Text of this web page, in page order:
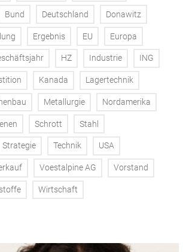
Bund Deutschland Donawitz
Ergebnis EU Europa
HZ Industrie ING
Kanada Lagertechnik
Metallurgie Nordamerika
Schrott Stahl
Strategie Technik USA
Voestalpine AG Vorstand
Wirtschaft